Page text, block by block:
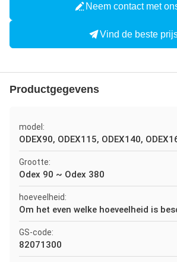
Neem contact met
Vind de beste
Productgegevens
model:
ODEX90, ODEX115, ODEX140,
Grootte:
Odex 90 ~ Odex 380
hoeveelheid:
Om het even welke hoeveelheid is
GS-code:
82071300